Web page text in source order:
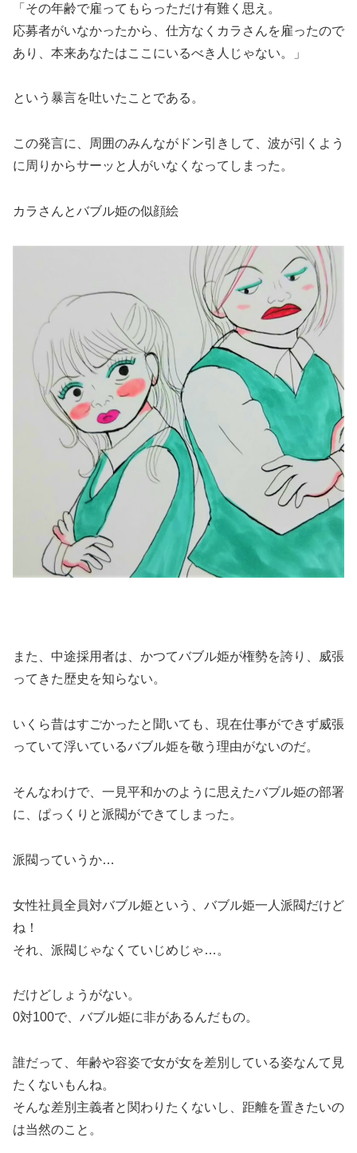
「その年齢で雇ってもらっただけ有難く思え。
応募者がいなかったから、仕方なくカラさんを雇ったので
あり、本来あなたはここにいるべき人じゃない。」
という暴言を吐いたことである。
この発言に、周囲のみんながドン引きして、波が引くよう
に周りからサーッと人がいなくなってしまった。
カラさんとバブル姫の似顔絵
また、中途採用者は、かつてバブル姫が権勢を誇り、威張
ってきた歴史を知らない。
いくら昔はすごかったと聞いても、現在仕事ができず威張
っていて浮いているバブル姫を敬う理由がないのだ。
そんなわけで、一見平和かのように思えたバブル姫の部署
に、ぱっくりと派閥ができてしまった。
派閥っていうか…
女性社員全員対バブル姫という、バブル姫一人派閥だけど
ね！
それ、派閥じゃなくていじめじゃ…。
だけどしょうがない。
0対100で、バブル姫に非があるんだもの。
誰だって、年齢や容姿で女が女を差別している姿なんて見
たくないもんね。
そんな差別主義者と関わりたくないし、距離を置きたいの
は当然のこと。